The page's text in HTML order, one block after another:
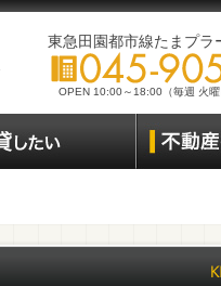
東急田園都市線たまプラ
OPEN 10:00～18:00（毎週 火曜